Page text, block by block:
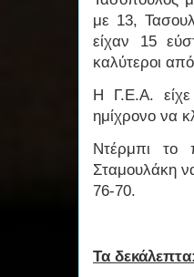
με 13,
είχαν 15
καλύτεροι
Η Γ.Ε.Α.
ημίχρονο να
Ντέρμπι το
Σταμουλάκη
76-70.
Τα δεκάλεπτα: